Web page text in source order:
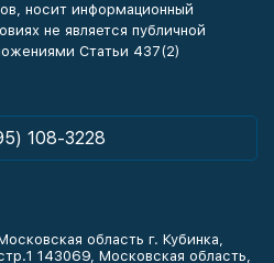
носит информационный
не является публичной
Статьи 437(2)
108-3228
область г. Кубинка,
143069, Московская область,